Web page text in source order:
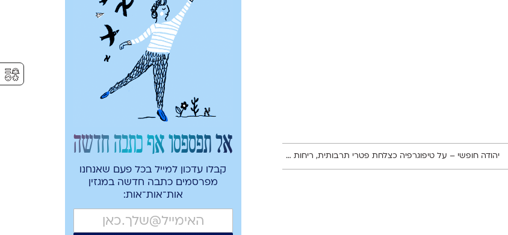
יהודה חופשי – על טיפוגרפיה כצלחת פטרי תרבותית, ריחות שמגלים סודות, והחיפוש אחר מקום בעולם אל תפספסו אף כתבה חדשה
קבלו עדכון למייל בכל פעם שאנחנו
מפרסמים כתבה חדשה במגזין
אות־אות־אות:
⚥︎